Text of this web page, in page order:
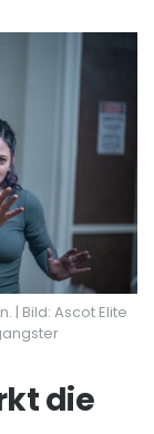
| Bild: Ascot Elite
die